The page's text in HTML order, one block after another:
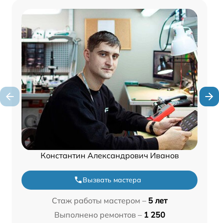
Константин Александрович Иванов
Вызвать мастера
Стаж работы мастером – 5 лет
Выполнено ремонтов – 1 250